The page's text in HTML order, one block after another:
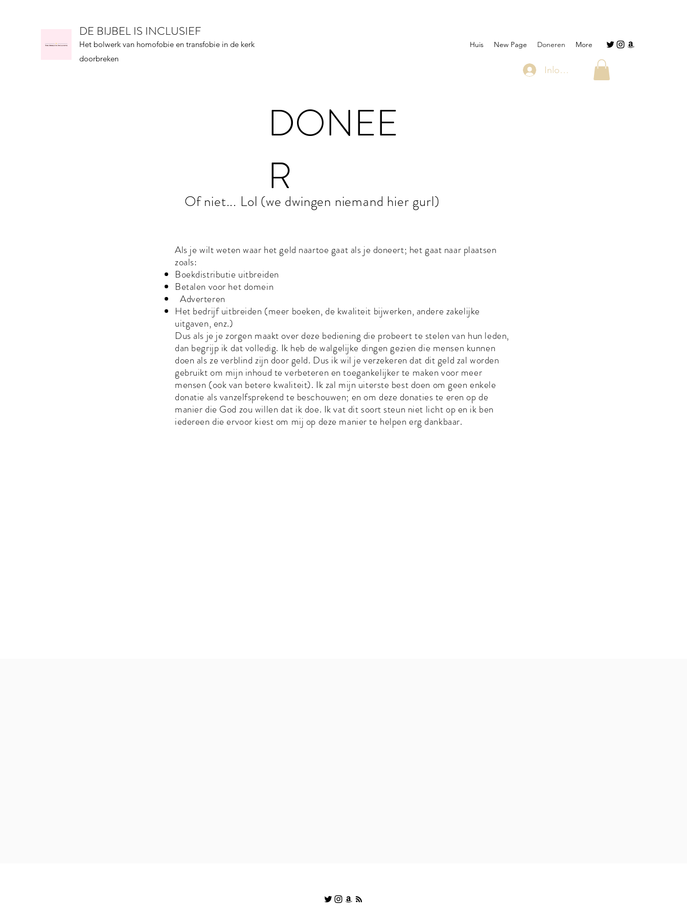
DE BIJBEL IS INCLUSIEF
Het bolwerk van homofobie en transfobie in de kerk
doorbreken
Huis New Page Doneren More
Inloggen
DONEE
R
Of niet... Lol (we dwingen niemand hier gurl)
Als je wilt weten waar het geld naartoe gaat als je doneert; het gaat naar plaatsen
zoals:
Boekdistributie uitbreiden
Betalen voor het domein
Adverteren
Het bedrijf uitbreiden (meer boeken, de kwaliteit bijwerken, andere zakelijke
uitgaven, enz.)
Dus als je je zorgen maakt over deze bediening die probeert te stelen van hun leden,
dan begrijp ik dat volledig. Ik heb de walgelijke dingen gezien die mensen kunnen
doen als ze verblind zijn door geld. Dus ik wil je verzekeren dat dit geld zal worden
gebruikt om mijn inhoud te verbeteren en toegankelijker te maken voor meer
mensen (ook van betere kwaliteit). Ik zal mijn uiterste best doen om geen enkele
donatie als vanzelfsprekend te beschouwen; en om deze donaties te eren op de
manier die God zou willen dat ik doe. Ik vat dit soort steun niet licht op en ik ben
iedereen die ervoor kiest om mij op deze manier te helpen erg dankbaar.